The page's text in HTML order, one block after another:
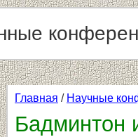
Главная / Научные
Бадминтон